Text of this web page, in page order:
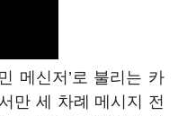
메신저’로 불리는 카
만 세 차례 메시지 전